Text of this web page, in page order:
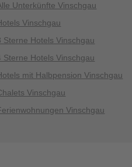
Unterkünfte Vinschgau
Vinschgau
Sterne Hotels Vinschgau
Sterne Hotels Vinschgau
mit Halbpension Vinschgau
Vinschgau
Vinschgau